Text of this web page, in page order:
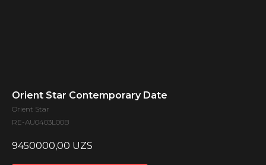
Orient Star Contemporary Date
Orient Star
RE-AU0403L00B
9450000,00 UZS